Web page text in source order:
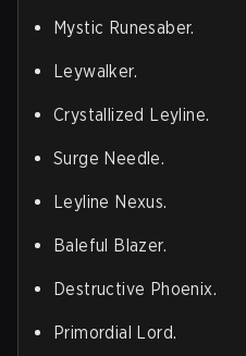
Mystic Runesaber.
Leywalker.
Crystallized Leyline.
Surge Needle.
Leyline Nexus.
Baleful Blazer.
Destructive Phoenix.
Primordial Lord.